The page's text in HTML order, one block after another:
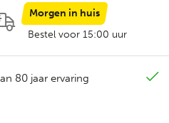
Morgen in huis
Bestel voor 15:00 uur
80 jaar ervaring